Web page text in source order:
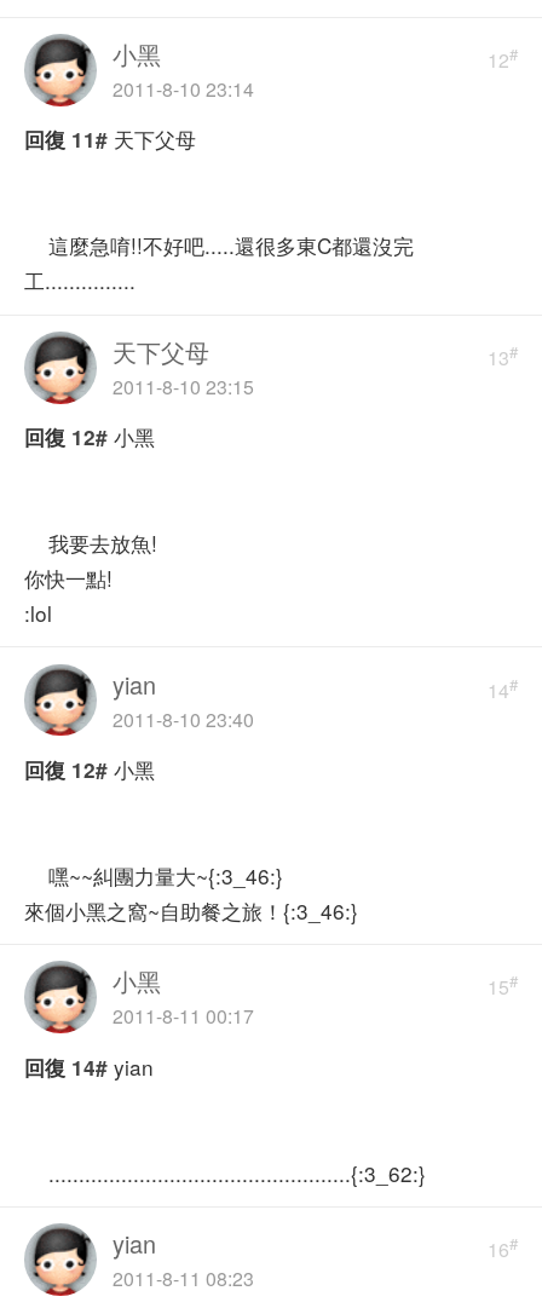
12#
小黑
2011-8-10 23:14
回復 11# 天下父母
這麼急唷!!不好吧.....還很多東C都還沒完
工...............
13#
天下父母
2011-8-10 23:15
回復 12# 小黑
我要去放魚!
你快一點!
:lol
14#
yian
2011-8-10 23:40
回復 12# 小黑
嘿~~糾團力量大~{:3_46:}
來個小黑之窩~自助餐之旅！{:3_46:}
15#
小黑
2011-8-11 00:17
回復 14# yian
..................................................{:3_62:}
16#
yian
2011-8-11 08:23